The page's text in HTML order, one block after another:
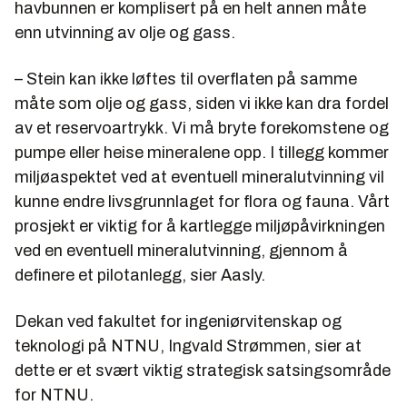
havbunnen er komplisert på en helt annen måte
enn utvinning av olje og gass.
– Stein kan ikke løftes til overflaten på samme
måte som olje og gass, siden vi ikke kan dra fordel
av et reservoartrykk. Vi må bryte forekomstene og
pumpe eller heise mineralene opp. I tillegg kommer
miljøaspektet ved at eventuell mineralutvinning vil
kunne endre livsgrunnlaget for flora og fauna. Vårt
prosjekt er viktig for å kartlegge miljøpåvirkningen
ved en eventuell mineralutvinning, gjennom å
definere et pilotanlegg, sier Aasly.
Dekan ved fakultet for ingeniørvitenskap og
teknologi på NTNU, Ingvald Strømmen, sier at
dette er et svært viktig strategisk satsingsområde
for NTNU.